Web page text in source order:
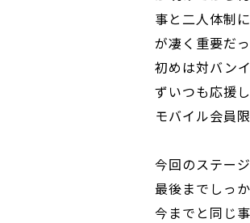
事と二人体制
が凄く重要だっ
初めは対バン
ずいつも応援
モバイル会員
今回のステー
最後までしっ
今までと同じ